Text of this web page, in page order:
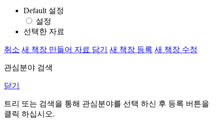
Default 설정
설정
선택한 자료
취소 새 책장 만들어 자료 담기 새 책장 등록 새 책장 수정
관심분야 검색
닫기
트리 또는 검색을 통해 관심분야를 선택 하신 후 등록 버튼을
클릭 하십시오.